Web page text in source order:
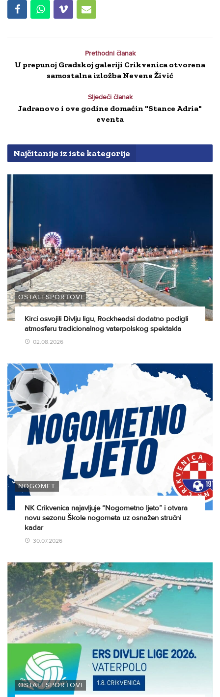
Prethodni članak
U prepunoj Gradskoj galeriji Crikvenica otvorena
samostalna izložba Nevene Živić
Sljedeći članak
Jadranovo i ove godine domaćin "Stance Adria"
eventa
Najčitanije iz iste kategorije
OSTALI SPORTOVI
Kirci osvojili Divlju ligu, Rockheadsi dodatno podigli
atmosferu tradicionalnog vaterpolskog spektakla
02.08.2026
NOGOMET
NK Crikvenica najavljuje “Nogometno ljeto” i otvara
novu sezonu Škole nogometa uz osnažen stručni
kadar
30.07.2026
OSTALI SPORTOVI